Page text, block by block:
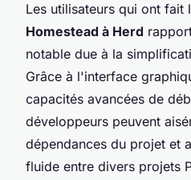
Les utilisateurs qui ont fait
Homestead à Herd
notable due à la
Grâce à l'interface
capacités avancées de
développeurs peuvent
dépendances du projet et
fluide entre divers projets